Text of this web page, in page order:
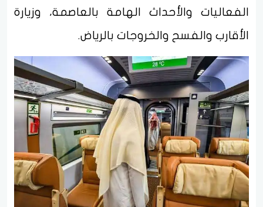
الفعاليات والأحداث الهامة بالعاصمة، وزيارة
الأقارب والفسح والخروجات بالرياض.